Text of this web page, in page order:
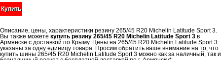
Купить
Описание, цены, характеристики резину 265/45 R20 Michelin Latitude Sport 3.
Вы также можете купить резину 265/45 R20 Michelin Latitude Sport 3 в
Армянске с доставкой по Крыму. Цены на 265/45 R20 Michelin Latitude Sport 3
указаны за одну единицу товара. Просим обратить ваше внимание на то, что
купить шины 265/45 R20 Michelin Latitude Sport 3 можно как за наличный, так и